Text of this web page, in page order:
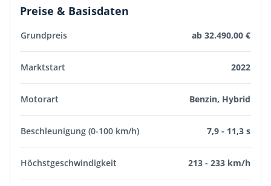
Preise & Basisdaten
Grundpreis ab 32.490,00 €
Marktstart 2022
Motorart Benzin, Hybrid
Beschleunigung (0-100 km/h) 7,9 - 11,3 s
Höchstgeschwindigkeit 213 - 233 km/h